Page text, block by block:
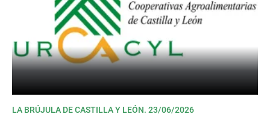
LA BRÚJULA DE CASTILLA Y LEÓN. 23/06/2026